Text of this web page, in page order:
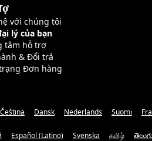
với chúng tôi
lý của bạn
tâm hỗ trợ
& Đổi trả
Đơn hàng
Čeština Dansk Nederlands Suomi
Español (Latino) Svenska தமிழ்